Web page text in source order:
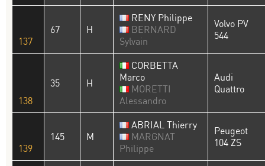
137
67 H
RENY Philippe
BERNARD
Sylvain
Volvo PV
544
138
35 H
CORBETTA
Marco
MORETTI
Alessandro
Audi
Quattro
139
145 M
ABRIAL Thierry
MARGNAT
Philippe
Peugeot
104 ZS